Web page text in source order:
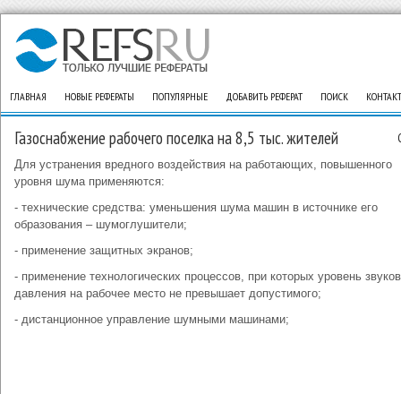
ГЛАВНАЯ НОВЫЕ РЕФЕРАТЫ ПОПУЛЯРНЫЕ ДОБАВИТЬ РЕФЕРАТ ПОИСК
Газоснабжение рабочего поселка на 8,5 тыс. жителей
Для устранения вредного воздействия на работающих, повышенного
уровня шума применяются:
- технические средства: уменьшения шума машин в источнике его
образования – шумоглушители;
- применение защитных экранов;
- применение технологических процессов, при которых уровень
давления на рабочее место не превышает допустимого;
- дистанционное управление шумными машинами;